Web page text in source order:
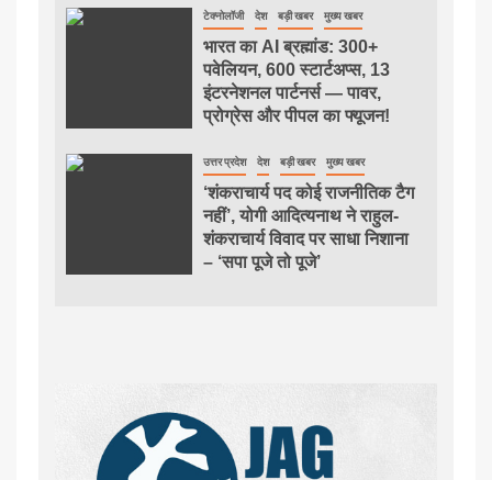
टेक्नोलॉजी देश बड़ी खबर मुख्य खबर
भारत का AI ब्रह्मांड: 300+
पवेलियन, 600 स्टार्टअप्स, 13
इंटरनेशनल पार्टनर्स — पावर,
प्रोग्रेस और पीपल का फ्यूजन!
उत्तर प्रदेश देश बड़ी खबर मुख्य खबर
‘शंकराचार्य पद कोई राजनीतिक टैग
नहीं’, योगी आदित्यनाथ ने राहुल-
शंकराचार्य विवाद पर साधा निशाना
– ‘सपा पूजे तो पूजे’